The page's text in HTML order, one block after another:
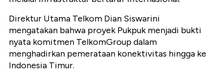
Direktur Utama Telkom Dian Siswarini
mengatakan bahwa proyek Pukpuk menjadi bukti
nyata komitmen TelkomGroup dalam
menghadirkan pemerataan konektivitas hingga ke
Indonesia Timur.